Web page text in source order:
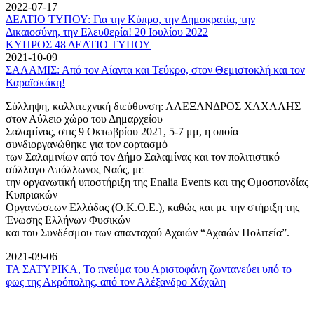
2022-07-17
ΔΕΛΤΙΟ ΤΥΠΟΥ: Για την Κύπρο, την Δημοκρατία, την
Δικαιοσύνη, την Ελευθερία! 20 Ιουλίου 2022
ΚΥΠΡΟΣ 48 ΔΕΛΤΙΟ ΤΥΠΟΥ
2021-10-09
ΣΑΛΑΜΙΣ: Από τον Αίαντα και Τεύκρο, στον Θεμιστοκλή και τον
Καραϊσκάκη!
Σύλληψη, καλλιτεχνική διεύθυνση: ΑΛΕΞΑΝΔΡΟΣ ΧΑΧΑΛΗΣ
στον Αύλειο χώρο του Δημαρχείου
Σαλαμίνας, στις 9 Οκτωβρίου 2021, 5-7 μμ, η οποία
συνδιοργανώθηκε για τον εορτασμό
των Σαλαμινίων από τον Δήμο Σαλαμίνας και τον πολιτιστικό
σύλλογο Απόλλωνος Ναός, με
την οργανωτική υποστήριξη της Enalia Events και της Ομοσπονδίας
Κυπριακών
Οργανώσεων Ελλάδας (Ο.Κ.Ο.Ε.), καθώς και με την στήριξη της
Ένωσης Ελλήνων Φυσικών
και του Συνδέσμου των απανταχού Αχαιών “Αχαιών Πολιτεία”.
2021-09-06
ΤΑ ΣΑΤΥΡΙΚΑ, Το πνεύμα του Αριστοφάνη ζωντανεύει υπό το
φως της Ακρόπολης, από τον Αλέξανδρο Χάχαλη